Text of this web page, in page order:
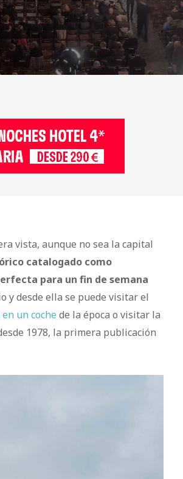
vista, aunque no sea la capital
catalogado como
para un fin de semana
y desde ella se puede visitar el
un coche de la época o visitar la
1978, la primera publicación